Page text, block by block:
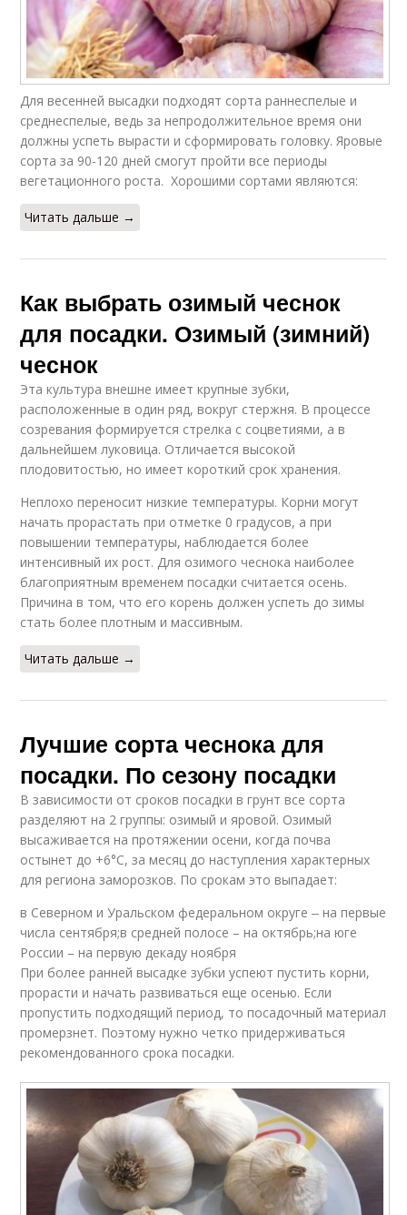
Для весенней высадки подходят сорта раннеспелые и
среднеспелые, ведь за непродолжительное время они
должны успеть вырасти и сформировать головку. Яровые
сорта за 90-120 дней смогут пройти все периоды
вегетационного роста. Хорошими сортами являются:
Читать дальше →
Как выбрать озимый чеснок
для посадки. Озимый (зимний)
чеснок
Эта культура внешне имеет крупные зубки,
расположенные в один ряд, вокруг стержня. В процессе
созревания формируется стрелка с соцветиями, а в
дальнейшем луковица. Отличается высокой
плодовитостью, но имеет короткий срок хранения.
Неплохо переносит низкие температуры. Корни могут
начать прорастать при отметке 0 градусов, а при
повышении температуры, наблюдается более
интенсивный их рост. Для озимого чеснока наиболее
благоприятным временем посадки считается осень.
Причина в том, что его корень должен успеть до зимы
стать более плотным и массивным.
Читать дальше →
Лучшие сорта чеснока для
посадки. По сезону посадки
В зависимости от сроков посадки в грунт все сорта
разделяют на 2 группы: озимый и яровой. Озимый
высаживается на протяжении осени, когда почва
остынет до +6°С, за месяц до наступления характерных
для региона заморозков. По срокам это выпадает:
в Северном и Уральском федеральном округе ‒ на первые
числа сентября;в средней полосе – на октябрь;на юге
России – на первую декаду ноября
При более ранней высадке зубки успеют пустить корни,
прорасти и начать развиваться еще осенью. Если
пропустить подходящий период, то посадочный материал
промерзнет. Поэтому нужно четко придерживаться
рекомендованного срока посадки.